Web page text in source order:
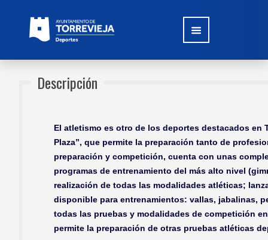
Descripción
El atletismo es otro de los deportes destacados en
Plaza”, que permite la preparación tanto de
preparación y competición, cuenta con unas
programas de entrenamiento del más alto nivel
realización de todas las modalidades atléticas;
disponible para entrenamientos: vallas, jabalinas,
todas las pruebas y modalidades de competición
permite la preparación de otras pruebas atléticas